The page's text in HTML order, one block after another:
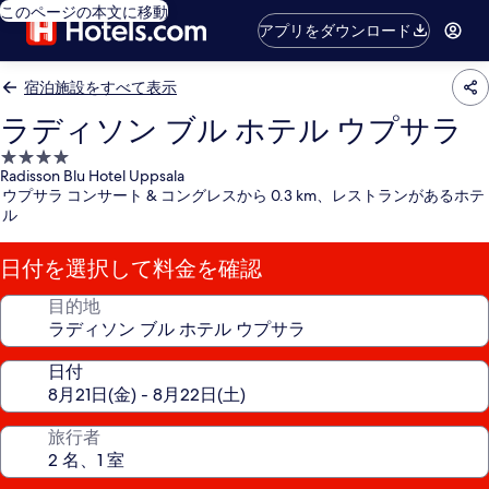
このページの本文に移動
アプリをダウンロード
宿泊施設をすべて表示
ラディソン ブル ホテル ウプサラ
4.0
つ
星
泊
施
設
Radisson Blu Hotel Uppsala
ウプサラ コンサート & コングレスから 0.3 km、レストランがあるホテ
ル
日付を選択して料金を確認
目的地
日付
旅行者